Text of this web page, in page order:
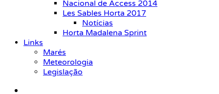
Nacional de Access 2014
Les Sables Horta 2017
Notícias
Horta Madalena Sprint
Links
Marés
Meteorologia
Legislação